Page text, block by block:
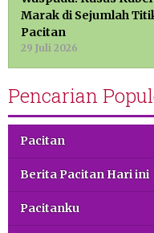
Marak di Sejumlah
Pacitan
29 Juli 2026
Pencarian
Pacitan
Berita Pacitan Hari ini
Pacitanku